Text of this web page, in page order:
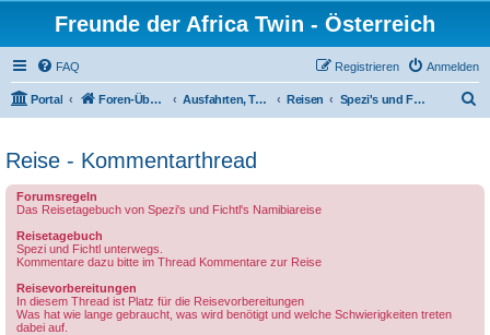
Freunde der Africa Twin - Österreich
FAQ Anmelden
Registrieren
Portal Foren-Übersicht Ausfahrten, Treffen und Reisen Reisen Spezi's und Fichtl's Namibiareise
Reise - Kommentarthread
Forumsregeln
Das Reisetagebuch von Spezi's und Fichtl's Namibiareise
Reisetagebuch
Spezi und Fichtl unterwegs.
Kommentare dazu bitte im Thread Kommentare zur Reise
Reisevorbereitungen
In diesem Thread ist Platz für die Reisevorbereitungen
Was hat wie lange gebraucht, was wird benötigt und welche Schwierigkeiten treten
dabei auf.